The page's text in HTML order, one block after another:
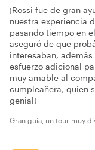
¡Rossi fue de gran
nuestra experiencia
pasando tiempo en
aseguró de que
interesaban,
esfuerzo adicional
muy amable al
cumpleañera, quien
genial!
Gran guía, un tour muy